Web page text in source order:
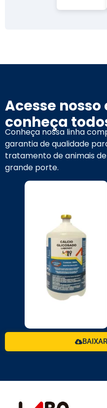
Acesse
conheça
Conheça nossa linha
garantia de qualidade
tratamento de animais
grande porte.